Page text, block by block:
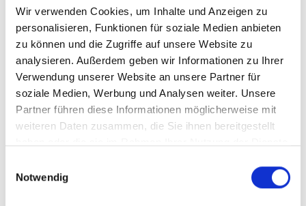
Wir verwenden Cookies, um Inhalte und Anzeigen zu
personalisieren, Funktionen für soziale Medien anbieten
zu können und die Zugriffe auf unsere Website zu
analysieren. Außerdem geben wir Informationen zu Ihrer
Verwendung unserer Website an unsere Partner für
soziale Medien, Werbung und Analysen weiter. Unsere
Partner führen diese Informationen möglicherweise mit
weiteren Daten zusammen, die Sie ihnen bereitgestellt
Notwendig
Weitere Informationen
Für Ärzte